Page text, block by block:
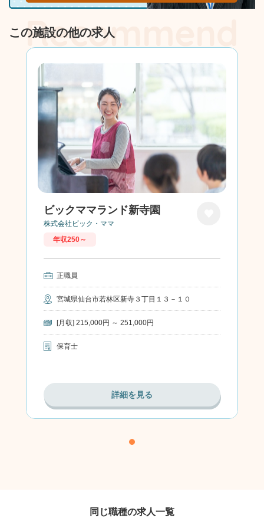
この施設の他の求人
ビックママランド新寺園
株式会社ビック・ママ
年収250～
正職員
宮城県仙台市若林区新寺３丁目１３－１０
[月収] 215,000円 ～ 251,000円
保育士
詳細を見る
同じ職種の求人一覧